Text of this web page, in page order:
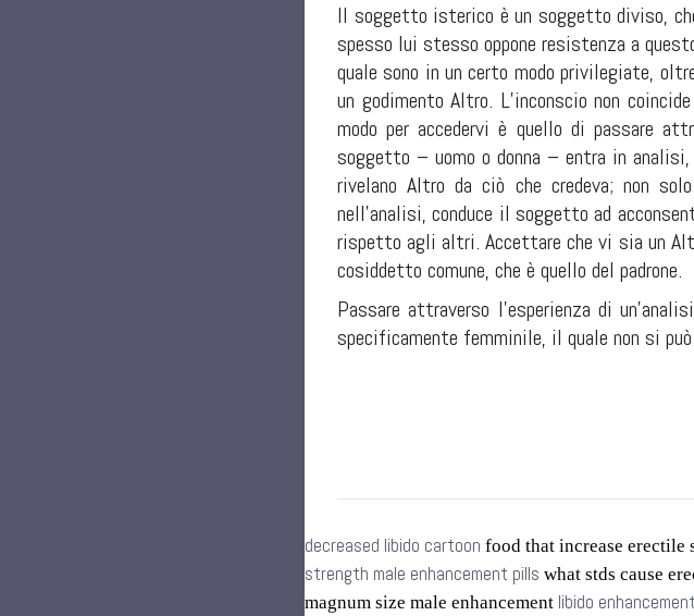
Il soggetto isterico è un soggetto diviso,
spesso lui stesso oppone resistenza a
quale sono in un certo modo privilegiate,
un godimento Altro. L’inconscio non
modo per accedervi è quello di passare
soggetto – uomo o donna – entra in
rivelano Altro da ciò che credeva; non
nell’analisi, conduce il soggetto ad
rispetto agli altri. Accettare che vi sia un
cosiddetto comune, che è quello del padrone.
Passare attraverso l’esperienza di
specificamente femminile, il quale non si
decreased libido cartoon food that increase erectile
strength male enhancement pills what stds cause
magnum size male enhancement libido enhancement